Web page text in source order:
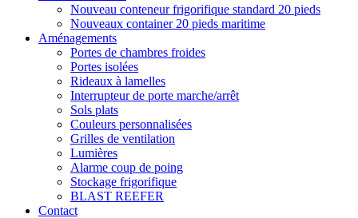
Nouveau conteneur frigorifique standard 20 pieds
Nouveaux container 20 pieds maritime
Aménagements
Portes de chambres froides
Portes isolées
Rideaux à lamelles
Interrupteur de porte marche/arrêt
Sols plats
Couleurs personnalisées
Grilles de ventilation
Lumières
Alarme coup de poing
Stockage frigorifique
BLAST REEFER
Contact